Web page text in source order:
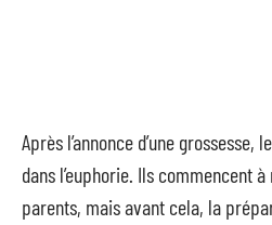
Après l’annonce d’une
dans l’euphorie. Ils commencent
parents, mais avant cela, la